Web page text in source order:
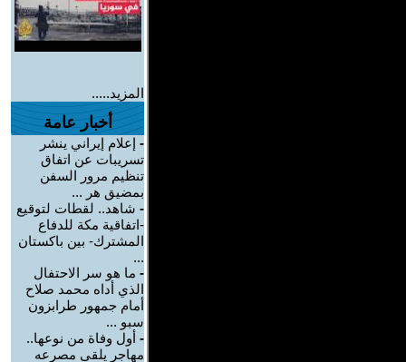
المزيد.....
أخبار عامة
- إعلام إيراني ينشر
تسريبات عن اتفاق
تنظيم مرور السفن
بمضيق هر ...
- شاهد.. لقطات لتوقيع
-اتفاقية مكة للدفاع
المشترك- بين باكستان
...
- ما هو سر الاحتفال
الذي أداه محمد صلاح
أمام جمهور طرابزون
سبو ...
- أول وفاة من نوعها..
مهاجر يلقى مصرعه